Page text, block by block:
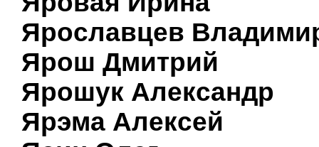
Ярославцев
Ярош Дмитрий
Ярошук Александр
Ярэма Алексей